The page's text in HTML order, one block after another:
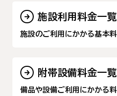
施設利用料金一覧
施設のご利用にかかる基本
附帯設備料金一覧
備品や設備ご利用にかかる